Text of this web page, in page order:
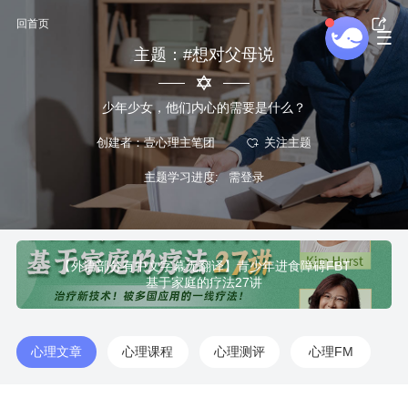
回首页
主题：#想对父母说
少年少女，他们内心的需要是什么？
创建者：壹心理主笔团
主题学习进度:
【外语部分有中文字幕无翻译】青少年进食障碍FBT
基于家庭的疗法27讲
心理文章 心理课程 心理测评 心理FM